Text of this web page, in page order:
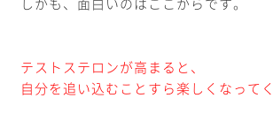
テストステロンが高まると、
自分を追い込むことすら楽しくなって